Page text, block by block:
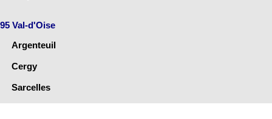
95 Val-d'Oise
Argenteuil
Cergy
Sarcelles